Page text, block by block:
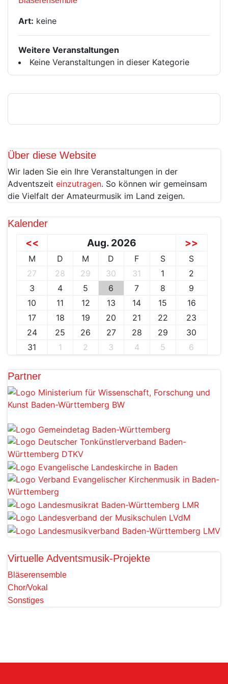
Art: keine
Weitere Veranstaltungen
Keine Veranstaltungen in dieser Kategorie
Über diese Website
Wir laden Sie ein Ihre Veranstaltungen in der
Adventszeit einzutragen. So können wir gemeinsam
die Vielfalt der Amateurmusik im Land zeigen.
Kalender
<< Aug. 2026 >>
M D M D F S
S
27
28 29 30 31 1
2
3
4 5 6 7 8
9
10
11 12 13 14 15
16
17
18 19 20 21 22
23
24
25 26 27 28 29
30
31
1 2 3 4 5 6
Partner
Virtuelle Adventsmusik-Projekte
Bläserensemble
Chor/Vokal
Sonstiges